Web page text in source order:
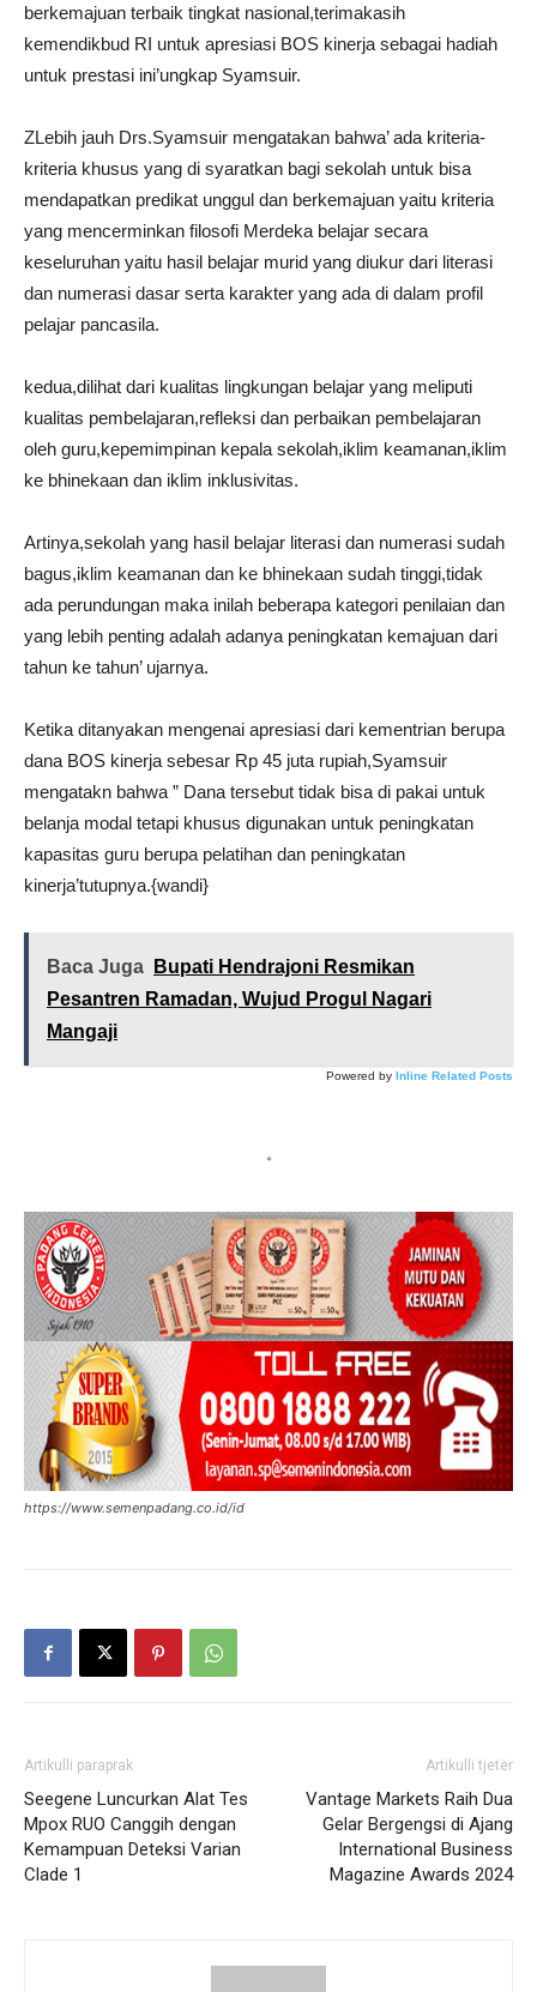
berkemajuan terbaik tingkat nasional,terimakasih
kemendikbud RI untuk apresiasi BOS kinerja sebagai hadiah
untuk prestasi ini’ungkap Syamsuir.
ZLebih jauh Drs.Syamsuir mengatakan bahwa’ ada kriteria-
kriteria khusus yang di syaratkan bagi sekolah untuk bisa
mendapatkan predikat unggul dan berkemajuan yaitu kriteria
yang mencerminkan filosofi Merdeka belajar secara
keseluruhan yaitu hasil belajar murid yang diukur dari literasi
dan numerasi dasar serta karakter yang ada di dalam profil
pelajar pancasila.
kedua,dilihat dari kualitas lingkungan belajar yang meliputi
kualitas pembelajaran,refleksi dan perbaikan pembelajaran
oleh guru,kepemimpinan kepala sekolah,iklim keamanan,iklim
ke bhinekaan dan iklim inklusivitas.
Artinya,sekolah yang hasil belajar literasi dan numerasi sudah
bagus,iklim keamanan dan ke bhinekaan sudah tinggi,tidak
ada perundungan maka inilah beberapa kategori penilaian dan
yang lebih penting adalah adanya peningkatan kemajuan dari
tahun ke tahun’ ujarnya.
Ketika ditanyakan mengenai apresiasi dari kementrian berupa
dana BOS kinerja sebesar Rp 45 juta rupiah,Syamsuir
mengatakn bahwa ” Dana tersebut tidak bisa di pakai untuk
belanja modal tetapi khusus digunakan untuk peningkatan
kapasitas guru berupa pelatihan dan peningkatan
kinerja’tutupnya.{wandi}
Baca Juga
Bupati Hendrajoni Resmikan
Pesantren Ramadan, Wujud Progul Nagari
Mangaji
Powered by Inline Related Posts
*
https://www.semenpadang.co.id/id
Artikulli paraprak
Seegene Luncurkan Alat Tes
Mpox RUO Canggih dengan
Kemampuan Deteksi Varian
Clade 1
Artikulli tjetër
Vantage Markets Raih Dua
Gelar Bergengsi di Ajang
International Business
Magazine Awards 2024